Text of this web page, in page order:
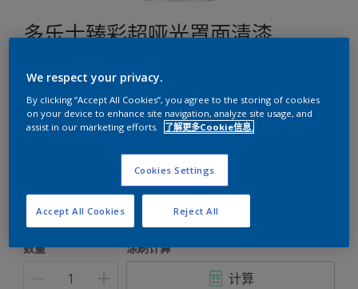
多乐士臻彩超哑光罩面清漆
防尘耐污 | 抗粉化 | 哑光光泽
白色
只有一种可用颜色
数量 涂刷计算
计算
We respect your privacy.
By clicking “Accept All Cookies”, you agree to the storing of cookies
on your device to enhance site navigation, analyze site usage, and
assist in our marketing efforts.
了解更多Cookie信息.
Cookies Settings
Reject All
Accept All Cookies